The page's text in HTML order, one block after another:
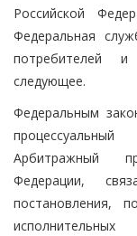
Российской
Федеральная
потребителей и
следующее.
Федеральным
Арбитражный
Федерации,
постановления,